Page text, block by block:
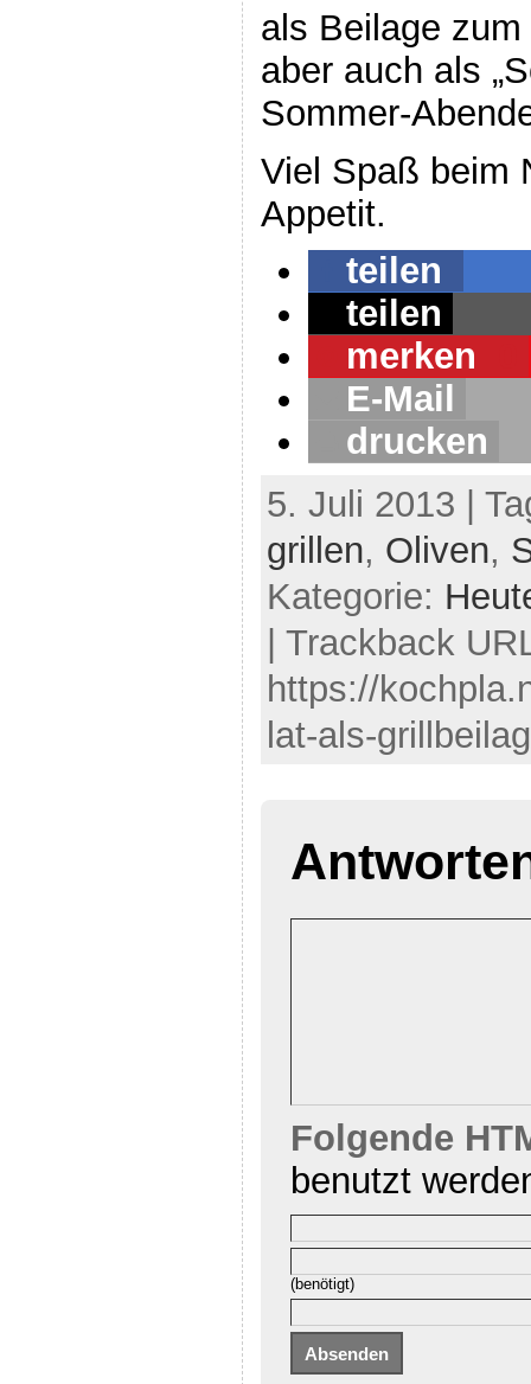
als Beilage
aber auch als
Sommer-
Viel Spaß beim
Appetit.
teilen
teilen
merken
E-Mail
drucken
5. Juli 2013 |
grillen, Oliven,
Kategorie:
| Trackback
https://
lat-als-
Folgende
benutzt
(benötigt)